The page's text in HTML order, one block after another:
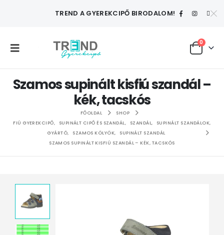
TREND A GYEREKCIPŐ BIRODALOM!
0
Szamos supinált kisfiú szandál –
kék, tacskós
FŐOLDAL
SHOP
FIÚ GYEREKCIPŐ, SUPINÁLT CIPŐ ÉS SZANDÁL, SZANDÁL, SUPINÁLT SZANDÁLOK,
GYÁRTÓ, SZAMOS KÖLYÖK,
SUPINÁLT SZANDÁL
SZAMOS SUPINÁLT KISFIÚ SZANDÁL – KÉK, TACSKÓS